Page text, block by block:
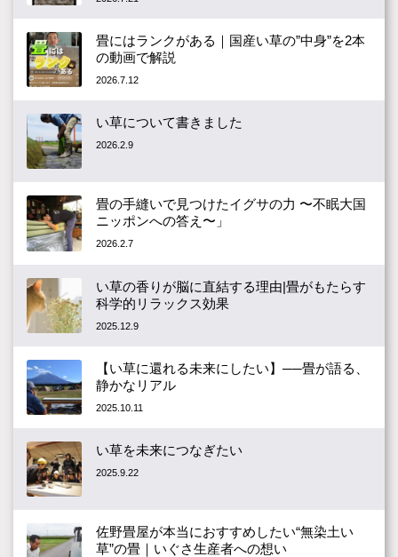
畳にはランクがある｜国産い草の”中身”を2本
の動画で解説
2026.7.12
い草について書きました
2026.2.9
畳の手縫いで見つけたイグサの力 〜不眠大国
ニッポンへの答え〜」
2026.2.7
い草の香りが脳に直結する理由|畳がもたらす
科学的リラックス効果
2025.12.9
【い草に還れる未来にしたい】──畳が語る、
静かなリアル
2025.10.11
い草を未来につなぎたい
2025.9.22
佐野畳屋が本当におすすめしたい“無染土い
草”の畳｜いぐさ生産者への想い